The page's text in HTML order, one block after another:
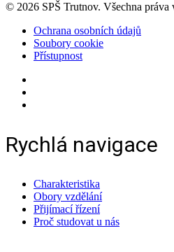
© 2026 SPŠ Trutnov. Všechna práva
Ochrana osobních údajů
Soubory cookie
Přístupnost
Rychlá navigace
Charakteristika
Obory vzdělání
Přijímací řízení
Proč studovat u nás